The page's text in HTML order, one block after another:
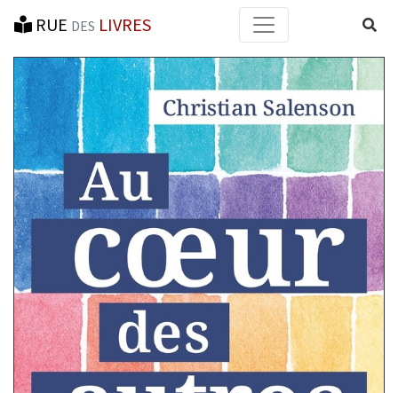
RUE DES LIVRES